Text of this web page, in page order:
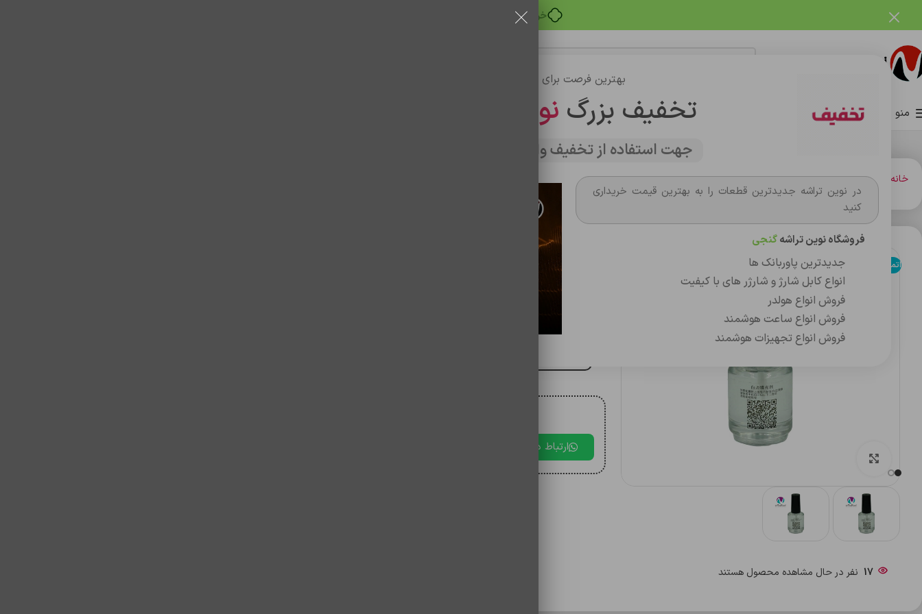
بهترین فرصت برای خرید
تخفیف بزرگ نوین تراشه
جهت استفاده از تخفیف وارد سایت شوید
در نوین تراشه جدیدترین قطعات را به بهترین قیمت خریداری
کنید
فروشگاه نوین تراشهگنجی
جدیدترین پاوربانک ها
انواع کابل شارژ و شارژر های با کیفیت
فروش انواع هولدر
فروش انواع ساعت هوشمند
فروش انواع تجهیزات هوشمند
منو صفحه اصلیفروشگاه
خانه کارت حافظه،فلش مموري روغن گلس ضد حباب گوشی
اتمام موجودی
17 نفر در حال مشاهده محصول هستند
روغن گلس ضد حباب گوشی
ارتباط در بله
فروشگاه نوین تراشه گنجی